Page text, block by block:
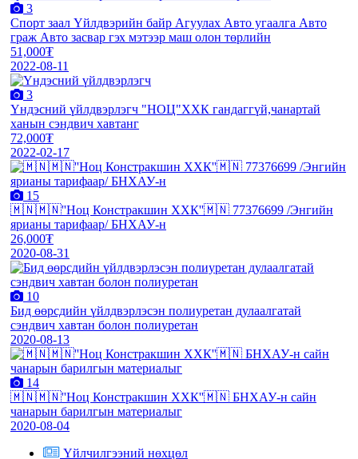
3
Спорт заал Үйлдвэрийн байр Агуулах Авто угаалга Авто
граж Авто засвар гэх мэтээр маш олон төрлийн
51,000₮
2022-08-11
3
Үндэсний үйлдвэрлэгч "НОЦ"ХХК гандаггүй,чанартай
ханын сэндвич хавтанг
72,000₮
2022-02-17
15
🇲🇳🇲🇳''Ноц Констракшин ХХК''🇲🇳 77376699 /Энгийн
ярианы тарифаар/ БНХАУ-н
26,000₮
2020-08-31
10
Бид өөрсдийн үйлдвэрлэсэн полиуретан дулаалгатай
сэндвич хавтан болон полиуретан
2020-08-13
14
🇲🇳🇲🇳''Ноц Констракшин ХХК''🇲🇳 БНХАУ-н сайн
чанарын барилгын материалыг
2020-08-04
Үйлчилгээний нөхцөл